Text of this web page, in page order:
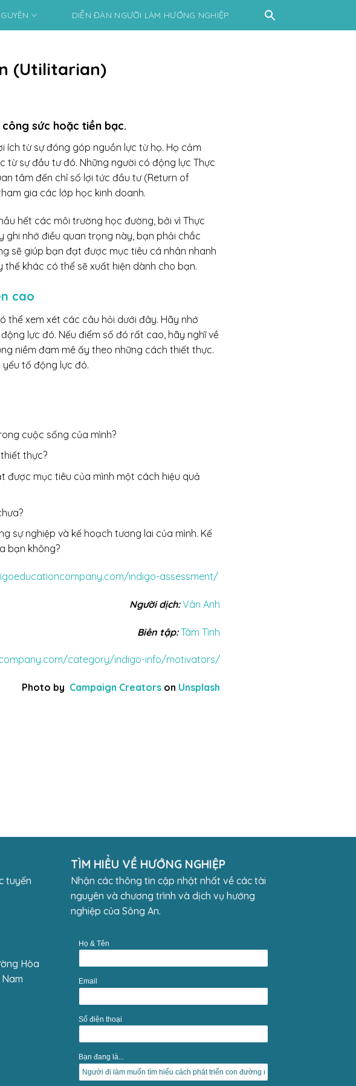
DIỄN ĐÀN NGƯỜI LÀM HƯỚNG NGHIỆP
(Utilitarian)
sức hoặc tiền bạc.
ích từ sự đóng góp nguồn lực từ họ. Họ cảm
sự đầu tư đó. Những người có động lực Thực
tâm đến chỉ số lợi tức đầu tư (Return of
gia các lớp học kinh doanh.
hết các môi trường học đường, bởi vì Thực
ghi nhớ điều quan trọng này, bạn phải chắc
sẽ giúp bạn đạt được mục tiêu cá nhân nhanh
khác có thể sẽ xuất hiện dành cho bạn.
cao
thể xem xét các câu hỏi dưới đây. Hãy nhớ
lực đó. Nếu điểm số đó rất cao, hãy nghĩ về
niềm đam mê ấy theo những cách thiết thực.
tố động lực đó.
cuộc sống của mình?
thực?
mục tiêu của mình một cách hiệu quả
sự nghiệp và kế hoạch tương lai của mình. Kế
bạn không?
indigo-assessment/
Người dịch: Vân Anh
Biên tập: Tâm Tình
category/indigo-info/motivators/
Photo by Campaign Creators on Unsplash
tuyến
Hòa
TÌM HIỂU VỀ HƯỚNG NGHIỆP
Nhận các thông tin cập nhật nhất về các tài
nguyên và chương trình và dịch vụ hướng
nghiệp của Sông An.
Họ & Tên
Email
Số điện thoại
Bạn đang là...